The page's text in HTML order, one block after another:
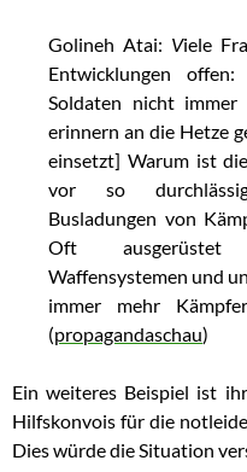
Golineh Atai: Viele
Entwicklungen
Soldaten nicht
erinnern an die Hetze
einsetzt] Warum ist
vor so
Busladungen von
Oft ausgerüstet
Waffensystemen und
immer mehr
(propagandaschau)
Ein weiteres Beispiel ist
Hilfskonvois für die
Dies würde die Situation